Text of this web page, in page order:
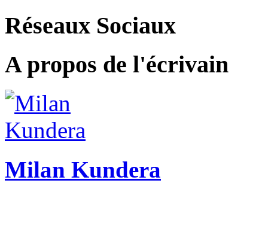
Réseaux Sociaux
A propos de l'écrivain
Milan Kundera